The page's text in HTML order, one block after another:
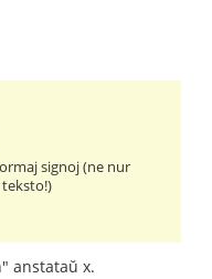
signoj (ne nur
teksto!)
anstataŭ x.